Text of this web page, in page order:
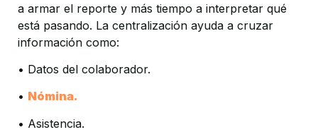
a armar el reporte y más tiempo a interpretar qué
está pasando. La centralización ayuda a cruzar
información como:
• Datos del colaborador.
• Nómina.
• Asistencia.